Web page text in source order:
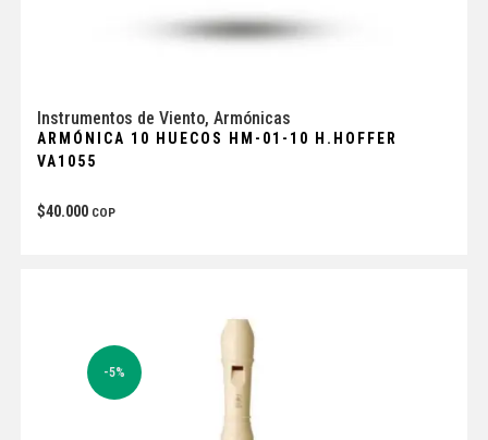
Instrumentos de Viento, Armónicas
ARMÓNICA 10 HUECOS HM-01-10 H.HOFFER
VA1055
$40.000 COP
-5%